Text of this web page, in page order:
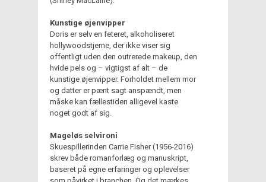
Kunstige øjenvipper
Doris er selv en feteret, alkoholiseret
hollywoodstjerne, der ikke viser sig
offentligt uden den outrerede makeup, den
hvide pels og – vigtigst af alt – de
kunstige øjenvipper. Forholdet mellem mor
og datter er pænt sagt anspændt, men
måske kan fællestiden alligevel kaste
noget godt af sig.
Mageløs selvironi
Skuespillerinden Carrie Fisher (1956-2016)
skrev både romanforlæg og manuskript,
baseret på egne erfaringer og oplevelser